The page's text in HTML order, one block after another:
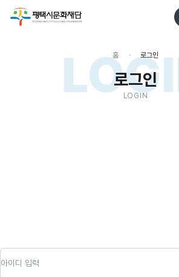
홈 로그인
로그인
LOGIN